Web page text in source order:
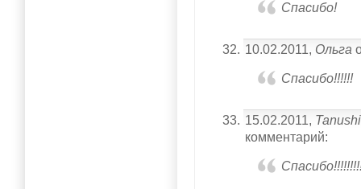
Спасибо!
10.02.2011, Ольга
Спасибо!!!!!!
15.02.2011,
комментарий: